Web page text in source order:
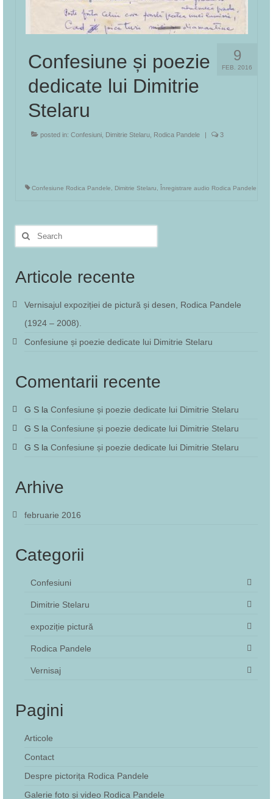
9
FEB. 2016
Confesiune și poezie
dedicate lui Dimitrie
Stelaru
posted in: Confesiuni Dimitrie Stelaru Rodica Pandele | 3
Confesiune Rodica Pandele Dimitrie Stelaru Înregistrare audio Rodica Pandele
Search
Articole recente
Vernisajul expoziției de pictură și desen, Rodica Pandele
(1924 – 2008).
Confesiune și poezie dedicate lui Dimitrie Stelaru
Comentarii recente
G S la Confesiune și poezie dedicate lui Dimitrie Stelaru
G S la Confesiune și poezie dedicate lui Dimitrie Stelaru
G S la Confesiune și poezie dedicate lui Dimitrie Stelaru
Arhive
februarie 2016
Categorii
Confesiuni
Dimitrie Stelaru
expoziție pictură
Rodica Pandele
Vernisaj
Pagini
Articole
Contact
Despre pictorița Rodica Pandele
Galerie foto și video Rodica Pandele